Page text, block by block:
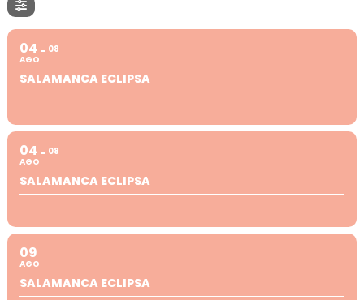
04
AGO
08
SALAMANCA ECLIPSA
04
AGO
08
SALAMANCA ECLIPSA
09
AGO
SALAMANCA ECLIPSA